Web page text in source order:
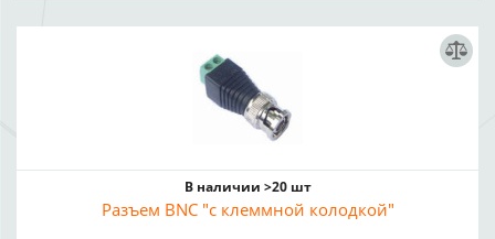
В наличии >20 шт
Разъем BNC "с клеммной колодкой"